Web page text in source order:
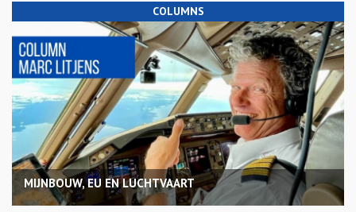
COLUMNS
MIJNBOUW, EU EN LUCHTVAART